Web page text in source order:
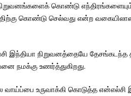
கொண்டு எந்திரங்களையும்
கொண்டு செல்வது என்ற
இந்தியா நிறுவனத்தையே தேசங்கடந்த
நமக்கு உணர்த்துகிறது.
உருவாக்கி கொடுத்த என்எல்சி